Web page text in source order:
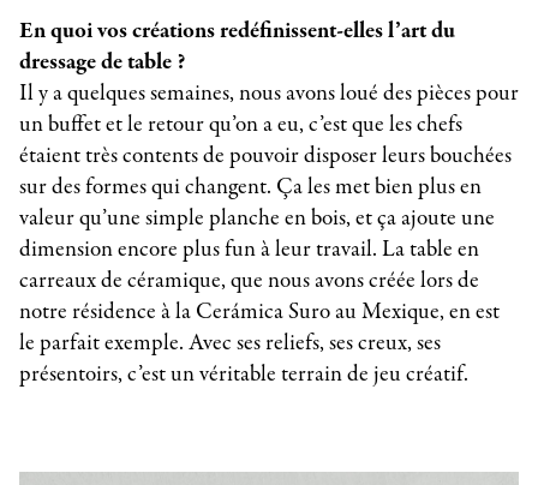
En quoi vos créations redéfinissent-elles l’art du
dressage de table ?
Il y a quelques semaines, nous avons loué des pièces pour
un buffet et le retour qu’on a eu, c’est que les chefs
étaient très contents de pouvoir disposer leurs bouchées
sur des formes qui changent. Ça les met bien plus en
valeur qu’une simple planche en bois, et ça ajoute une
dimension encore plus fun à leur travail. La table en
carreaux de céramique, que nous avons créée lors de
notre résidence à la Cerámica Suro au Mexique, en est
le parfait exemple. Avec ses reliefs, ses creux, ses
présentoirs, c’est un véritable terrain de jeu créatif.